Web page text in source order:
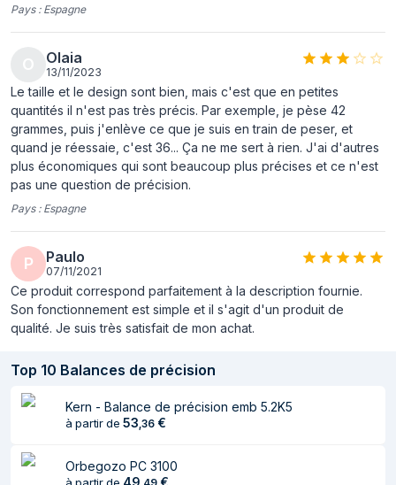
Type
Capacité de charge
maximale
Exactitude/Précision 2 g
Couleur du produit Multicolore
Fonction poids de
la tare
Oui
Matériel
Type de surface
extérieure (dessus)
Placement de
l'appareil
Comptoir
Indicateur de
surcharge
Oui
Auto zéro
Facile à nettoyer Oui
Pays : Espagne
Olaia
13/11/2023
Le taille et le design sont bien, mais c'est que en petites
quantités il n'est pas très précis. Par exemple, je pèse 42
grammes, puis j'enlève ce que je suis en train de peser, et
quand je réessaie, c'est 36... Ça ne me sert à rien. J'ai d'autres
plus économiques qui sont beaucoup plus précises et ce n'est
pas une question de précision.
Pays : Espagne
P Paulo
07/11/2021
Ce produit correspond parfaitement à la description fournie.
Son fonctionnement est simple et il s'agit d'un produit de
qualité. Je suis très satisfait de mon achat.
Top 10 Balances de précision
Kern - Balance de précision emb 5.2K5
à partir de 53 36 €
Orbegozo PC 3100
à partir de 49 €